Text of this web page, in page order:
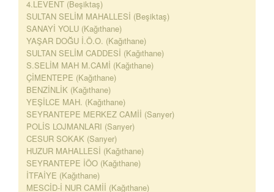
4.LEVENT (Beşiktaş)
SULTAN SELİM MAHALLESİ (Beşiktaş)
SANAYİ YOLU (Kağıthane)
YAŞAR DOĞU İ.Ö.O. (Kağıthane)
SULTAN SELİM CADDESİ (Kağıthane)
S.SELİM MAH M.CAMİ (Kağıthane)
ÇİMENTEPE (Kağıthane)
BENZİNLİK (Kağıthane)
YEŞİLCE MAH. (Kağıthane)
SEYRANTEPE MERKEZ CAMİİ (Sarıyer)
POLİS LOJMANLARI (Sarıyer)
CESUR SOKAK (Sarıyer)
HUZUR MAHALLESİ (Kağıthane)
SEYRANTEPE İÖO (Kağıthane)
İTFAİYE (Kağıthane)
MESCİD-İ NUR CAMİİ (Kağıthane)